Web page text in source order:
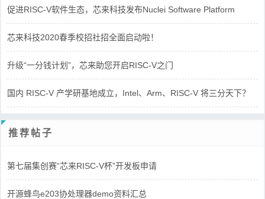
促进RISC-V软件生态，芯来科技发布Nuclei Software Platform
芯来科技2020春季校招社招全面启动啦！
升级“一分钱计划”，芯来助您开启RISC-V之门
国内 RISC-V 产学研基地成立，Intel、Arm、RISC-V 将三分天下？
推荐帖子
第七届集创赛“芯来RISC-V杯”开发板申请
开源蜂鸟e203协处理器demo资料汇总